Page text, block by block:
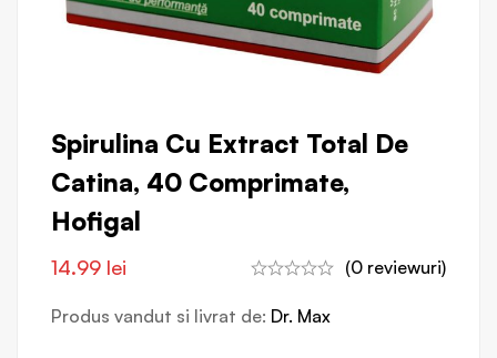
Spirulina Cu Extract Total De
Catina, 40 Comprimate,
Hofigal
14.99 lei (0 reviewuri)
Produs vandut si livrat de: Dr. Max